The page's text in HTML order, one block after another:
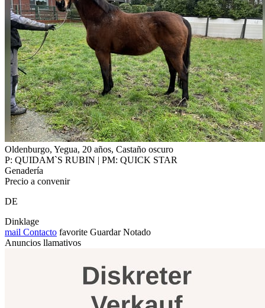
Oldenburgo, Yegua, 20 años, Castaño oscuro
P: QUIDAM`S RUBIN | PM: QUICK STAR
Genadería
Precio a convenir
DE
Dinklage
mail Contacto favorite Guardar Notado
Anuncios llamativos